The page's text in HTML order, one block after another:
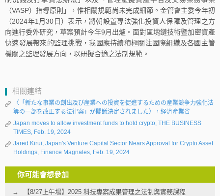
（VASP）指導原則」，惟相關規範尚未完成細節。金管會主委今年初
（2024年1月30日）表示，將朝設置專法強化投資人保障及管理之方
向進行委外研究，草案預計今年9月出爐。面對區塊鏈技術暨加密資產
快速發展帶來的監理挑戰，我國應持續積極關注國際組織及各國主管
機關之監理發展方向，以研擬合適之法制規範。
相關連結
〈「新たな事業の創出及び産業への投資を促進するための産業競争力強化法
等の一部を改正する法律案」が閣議決定されました〉，経済產業省
Japan moves to allow investment funds to hold crypto, THE BUSINESS
TIMES, Feb. 19, 2024
Jared Kirui, Japan's Venture Capital Sector Nears Approval for Crypto Asset
Holdings, Finance Magnates, Feb. 19, 2024
你可能會想參加
【8/27上午場】2025 科技專案成果管理之法制與實務課程